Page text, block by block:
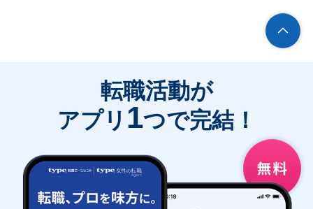
転職活動が
アプリ 1つで完結！